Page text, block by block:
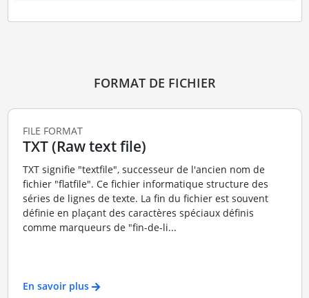
FORMAT DE FICHIER
FILE FORMAT
TXT (Raw text file)
TXT signifie "textfile", successeur de l'ancien nom de
fichier "flatfile". Ce fichier informatique structure des
séries de lignes de texte. La fin du fichier est souvent
définie en plaçant des caractères spéciaux définis
comme marqueurs de "fin-de-li...
En savoir plus